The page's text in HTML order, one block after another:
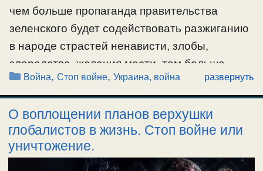
чем больше пропаганда правительства
зеленского будет содействовать разжиганию
в народе страстей ненависти, злобы,
злорадства, желания мести, тем больше
бесы будут над людьми иметь власть, люди
будут становиться одержимыми и
бесноватыми, у них будет наступать
омрачение ума, и война будет разжигаться
еще больше, пока не будут уничтожены все.
Рубрики
Война,Стоп войне,Украина, война развернуть
О воплощении планов верхушки
глобалистов в жизнь. Стоп войне или
уничтожение.